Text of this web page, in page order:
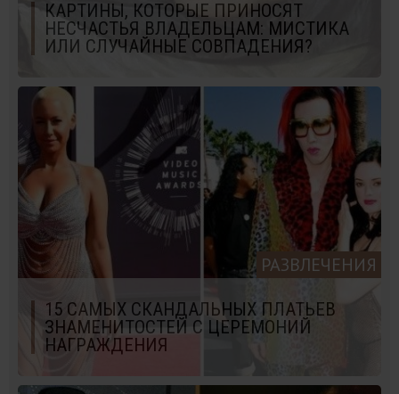
КАРТИНЫ, КОТОРЫЕ ПРИНОСЯТ
НЕСЧАСТЬЯ ВЛАДЕЛЬЦАМ: МИСТИКА
ИЛИ СЛУЧАЙНЫЕ СОВПАДЕНИЯ?
РАЗВЛЕЧЕНИЯ
15 САМЫХ СКАНДАЛЬНЫХ ПЛАТЬЕВ
ЗНАМЕНИТОСТЕЙ С ЦЕРЕМОНИЙ
НАГРАЖДЕНИЯ